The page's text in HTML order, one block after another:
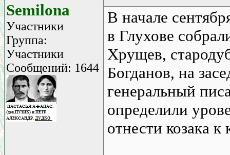
Semilona
Участники
Группа:
Участники
Сообщений: 1644
В начале
в Глухове
Хрущев,
Богданов, на
генеральный
определили
отнести козака